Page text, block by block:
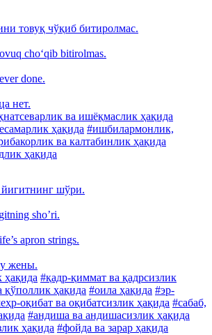
товуқ чўқиб битиролмас.
cho‘qib bitirolmas.
done.
нет.
ва ишёқмаслик ҳақида
ҳақида #ишбилармонлик,
ва калтабинлик ҳақида
ҳақида
шўри.
shoʼri.
apron strings.
жены.
ҳақида #қадр-қиммат ва қадрсизлик
қўполлик ҳақида #оила ҳақида #эр-
оқибат ва оқибатсизлик ҳақида #сабаб,
#андиша ва андишасизлик ҳақида
ҳақида #фойда ва зарар ҳақида